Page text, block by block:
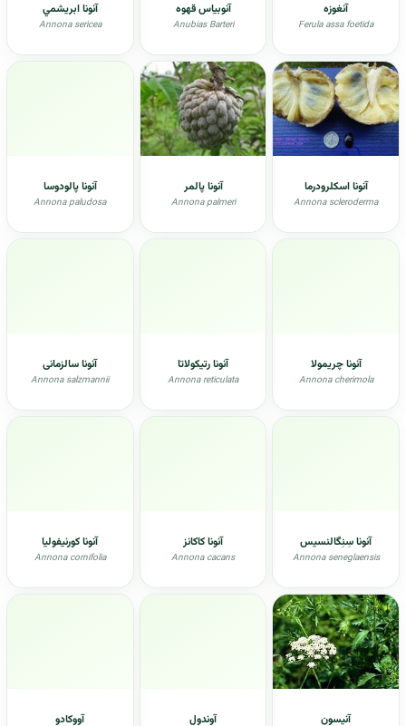
آنغوزه
Ferula assa foetida
آنوبیاس قهوه
Anubias Barteri
آنونا ابريشمي
Annona sericea
آنونا اسکلرودرما
Annona scleroderma
آنونا پالمر
Annona palmeri
آنونا پالودوسا
Annona paludosa
آنونا چریمولا
Annona cherimola
آنونا رتیکولاتا
Annona reticulata
آنونا سالزمانی
Annona salzmannii
آنونا سِنِگالنسیس
Annona seneglaensis
آنونا کاکانز
Annona cacans
آنونا کورنیفولیا
Annona cornifolia
آنيسون آوندول آووکادو